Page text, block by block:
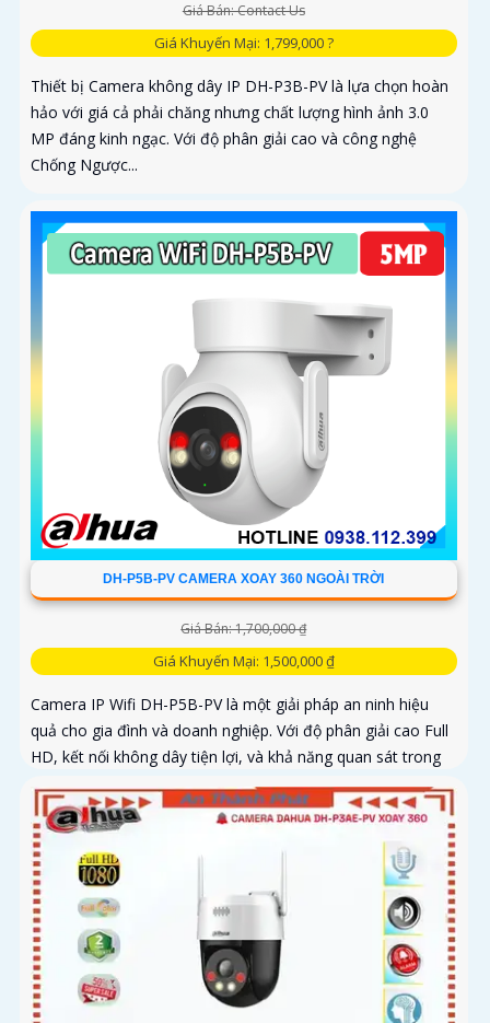
Giá Bán: Contact Us
Giá Khuyến Mại: 1,799,000 ?
Thiết bị Camera không dây IP DH-P3B-PV là lựa chọn hoàn
hảo với giá cả phải chăng nhưng chất lượng hình ảnh 3.0
MP đáng kinh ngạc. Với độ phân giải cao và công nghệ
Chống Ngược...
DH-P5B-PV CAMERA XOAY 360 NGOÀI TRỜI
Giá Bán: 1,700,000 ₫
Giá Khuyến Mại: 1,500,000 ₫
Camera IP Wifi DH-P5B-PV là một giải pháp an ninh hiệu
quả cho gia đình và doanh nghiệp. Với độ phân giải cao Full
HD, kết nối không dây tiện lợi, và khả năng quan sát trong
ánh sáng yếu, camera giúp bạn theo dõi mọi góc cạnh một
cách rõ ràng